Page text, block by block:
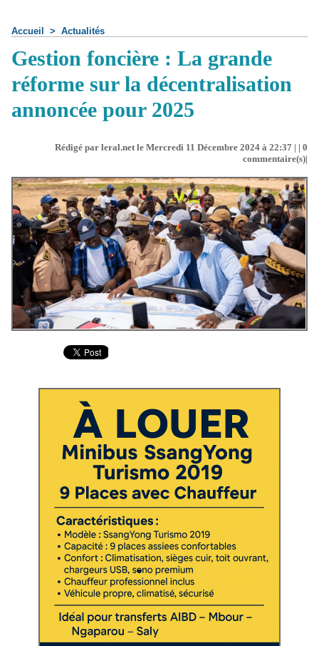
Accueil > Actualités
Gestion foncière : La grande
réforme sur la décentralisation
annoncée pour 2025
Rédigé par leral.net le Mercredi 11 Décembre 2024 à 22:37 | | 0
commentaire(s)|